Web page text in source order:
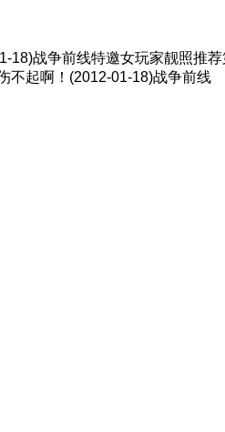
18)战争前线特邀女玩家靓照推荐
不起啊！(2012-01-18)战争前线